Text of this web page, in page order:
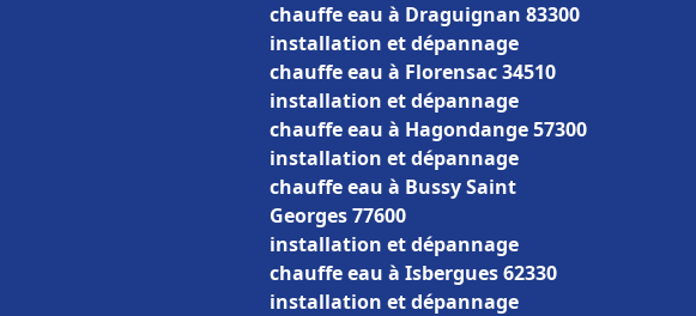
chauffe eau à Draguignan 83300
installation et dépannage
chauffe eau à Florensac 34510
installation et dépannage
chauffe eau à Hagondange 57300
installation et dépannage
chauffe eau à Bussy Saint
Georges 77600
installation et dépannage
chauffe eau à Isbergues 62330
installation et dépannage